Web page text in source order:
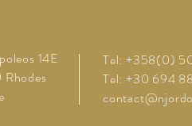
14E
Tel: +358(0)
Tel: +30 694